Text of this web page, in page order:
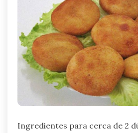
Ingredientes para cerca de 2